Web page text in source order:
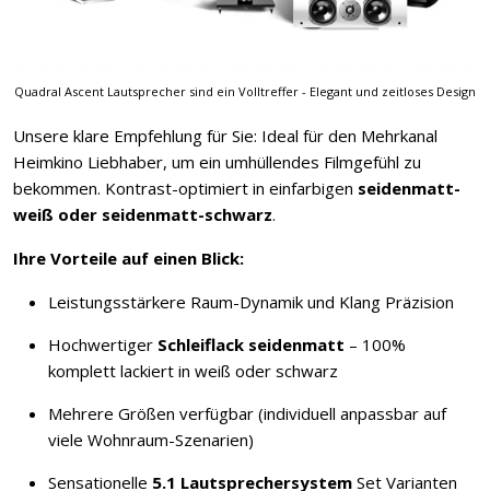
Quadral Ascent Lautsprecher sind ein Volltreffer - Elegant und zeitloses Design
Unsere klare Empfehlung für Sie: Ideal für den Mehrkanal
Heimkino Liebhaber, um ein umhüllendes Filmgefühl zu
bekommen. Kontrast-optimiert in einfarbigen seidenmatt-
weiß oder seidenmatt-schwarz.
Ihre Vorteile auf einen Blick:
Leistungsstärkere Raum-Dynamik und Klang Präzision
Hochwertiger Schleiflack seidenmatt – 100%
komplett lackiert in weiß oder schwarz
Mehrere Größen verfügbar (individuell anpassbar auf
viele Wohnraum-Szenarien)
Sensationelle 5.1 Lautsprechersystem Set Varianten